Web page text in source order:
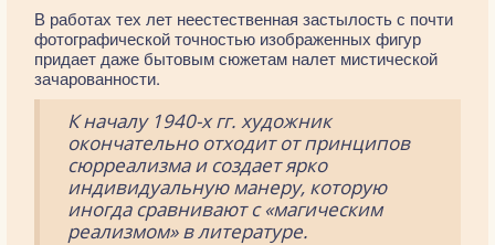
В работах тех лет неестественная застылость с почти
фотографической точностью изображенных фигур
придает даже бытовым сюжетам налет мистической
зачарованности.
К началу 1940-х гг. художник
окончательно отходит от принципов
сюрреализма и создает ярко
индивидуальную манеру, которую
иногда сравнивают с «магическим
реализмом» в литературе.